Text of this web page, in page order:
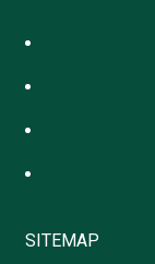
SITEMAP